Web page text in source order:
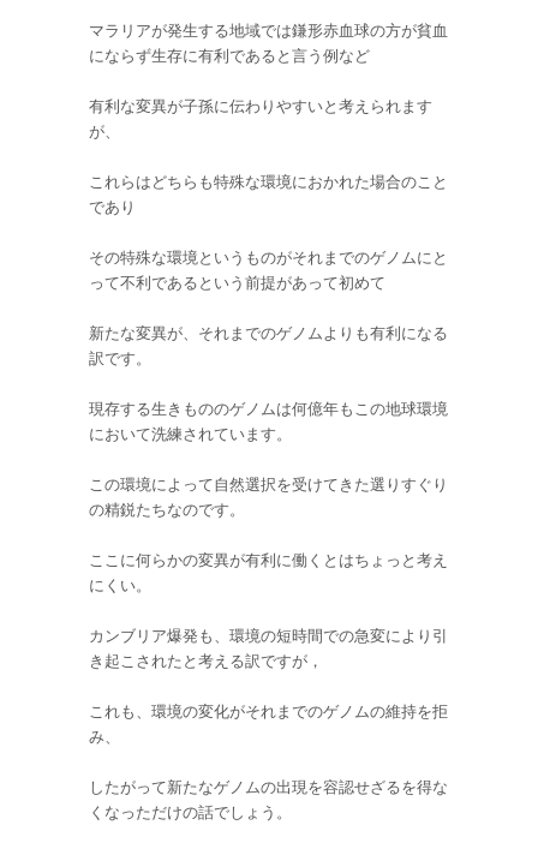
マラリアが発生する地域では鎌形赤血球の方が貧血
にならず生存に有利であると言う例など
有利な変異が子孫に伝わりやすいと考えられます
が、
これらはどちらも特殊な環境におかれた場合のこと
であり
その特殊な環境というものがそれまでのゲノムにと
って不利であるという前提があって初めて
新たな変異が、それまでのゲノムよりも有利になる
訳です。
現存する生きもののゲノムは何億年もこの地球環境
において洗練されています。
この環境によって自然選択を受けてきた選りすぐり
の精鋭たちなのです。
ここに何らかの変異が有利に働くとはちょっと考え
にくい。
カンブリア爆発も、環境の短時間での急変により引
き起こされたと考える訳ですが，
これも、環境の変化がそれまでのゲノムの維持を拒
み、
したがって新たなゲノムの出現を容認せざるを得な
くなっただけの話でしょう。